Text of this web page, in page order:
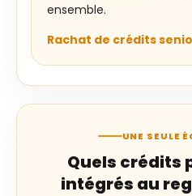
ensemble.
Rachat de crédits
UNE SEULE
Quels crédits
intégrés au